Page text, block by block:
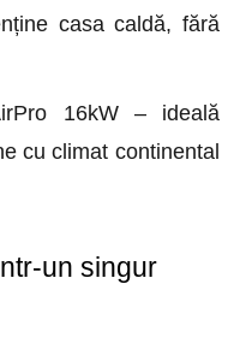
casa caldă, fără
16kW – ideală
cu climat continental
un singur